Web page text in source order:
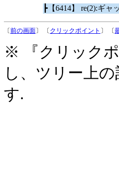
┣【6414】 re(2):ギ
〔前の画面〕 〔 クリックポイント 〕 〔
※ 『クリック
し、ツリー上
す.